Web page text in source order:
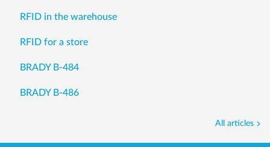
RFID in the warehouse
RFID for a store
BRADY B-484
BRADY B-486
All articles